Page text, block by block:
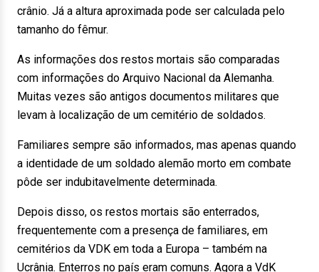
crânio. Já a altura aproximada pode ser calculada pelo
tamanho do fêmur.
As informações dos restos mortais são comparadas
com informações do Arquivo Nacional da Alemanha.
Muitas vezes são antigos documentos militares que
levam à localização de um cemitério de soldados.
Familiares sempre são informados, mas apenas quando
a identidade de um soldado alemão morto em combate
pôde ser indubitavelmente determinada.
Depois disso, os restos mortais são enterrados,
frequentemente com a presença de familiares, em
cemitérios da VDK em toda a Europa – também na
Ucrânia. Enterros no país eram comuns. Agora a VdK